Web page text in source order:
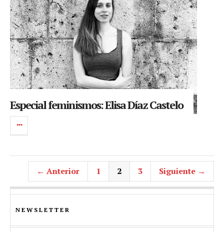
Especial feminismos: Elisa Díaz Castelo
← Anterior 1 2 3 Siguiente →
NEWSLETTER